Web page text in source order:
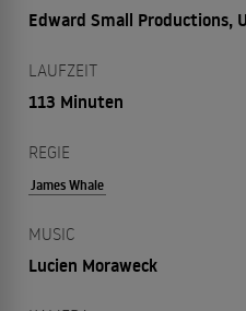
Edward Small Productions,
LAUFZEIT
113 Minuten
REGIE
James Whale
MUSIC
Lucien Moraweck